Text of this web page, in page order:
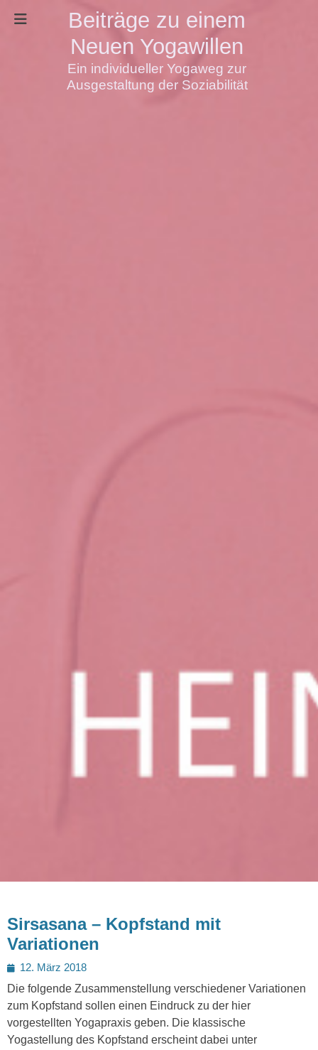
Beiträge zu einem
Neuen Yogawillen
Ein individueller Yogaweg zur
Ausgestaltung der Soziabilität
Sirsasana – Kopfstand mit
Variationen
Posted
on
12. März 2018
Die folgende Zusammenstellung verschiedener Variationen
zum Kopfstand sollen einen Eindruck zu der hier
vorgestellten Yogapraxis geben. Die klassische
Yogastellung des Kopfstand erscheint dabei unter